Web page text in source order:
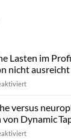
Lasten im
nicht ausreicht
für
im
Profisport
–
versus
Dynamic
für